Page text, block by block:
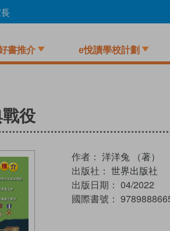
書推介 e悅讀學校計劃
役
作者： 洋洋兔 （著）
出版社： 世界出版社
出版日期： 04/2022
國際書號：